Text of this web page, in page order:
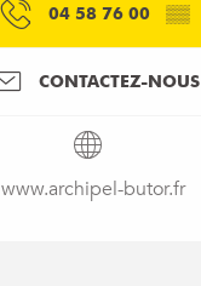
04 58 76 00 ▒▒
CONTACTEZ-NOUS
www.archipel-butor.fr